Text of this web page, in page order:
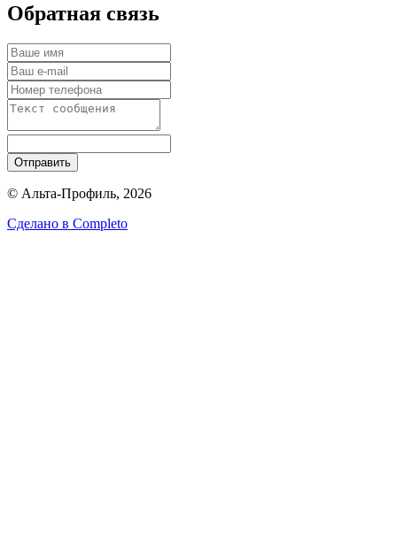
Обратная связь
Отправить
© Альта-Профиль, 2026
Сделано в Completo